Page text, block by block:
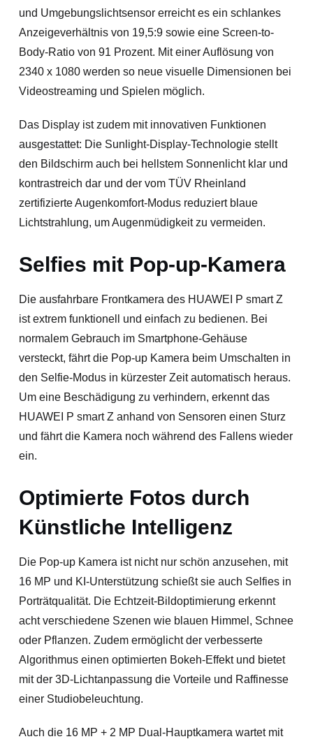
und Umgebungslichtsensor erreicht es ein schlankes
Anzeigeverhältnis von 19,5:9 sowie eine Screen-to-
Body-Ratio von 91 Prozent. Mit einer Auflösung von
2340 x 1080 werden so neue visuelle Dimensionen bei
Videostreaming und Spielen möglich.
Das Display ist zudem mit innovativen Funktionen
ausgestattet: Die Sunlight-Display-Technologie stellt
den Bildschirm auch bei hellstem Sonnenlicht klar und
kontrastreich dar und der vom TÜV Rheinland
zertifizierte Augenkomfort-Modus reduziert blaue
Lichtstrahlung, um Augenmüdigkeit zu vermeiden.
Selfies mit Pop-up-Kamera
Die ausfahrbare Frontkamera des HUAWEI P smart Z
ist extrem funktionell und einfach zu bedienen. Bei
normalem Gebrauch im Smartphone-Gehäuse
versteckt, fährt die Pop-up Kamera beim Umschalten in
den Selfie-Modus in kürzester Zeit automatisch heraus.
Um eine Beschädigung zu verhindern, erkennt das
HUAWEI P smart Z anhand von Sensoren einen Sturz
und fährt die Kamera noch während des Fallens wieder
ein.
Optimierte Fotos durch
Künstliche Intelligenz
Die Pop-up Kamera ist nicht nur schön anzusehen, mit
16 MP und KI-Unterstützung schießt sie auch Selfies in
Porträtqualität. Die Echtzeit-Bildoptimierung erkennt
acht verschiedene Szenen wie blauen Himmel, Schnee
oder Pflanzen. Zudem ermöglicht der verbesserte
Algorithmus einen optimierten Bokeh-Effekt und bietet
mit der 3D-Lichtanpassung die Vorteile und Raffinesse
einer Studiobeleuchtung.
Auch die 16 MP + 2 MP Dual-Hauptkamera wartet mit